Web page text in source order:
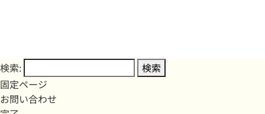
検索:
固定ページ
お問い合わせ